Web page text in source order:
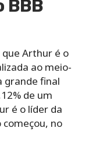
BBB
Arthur é o
ao meio-
grande final
de um
é o líder da
começou, no